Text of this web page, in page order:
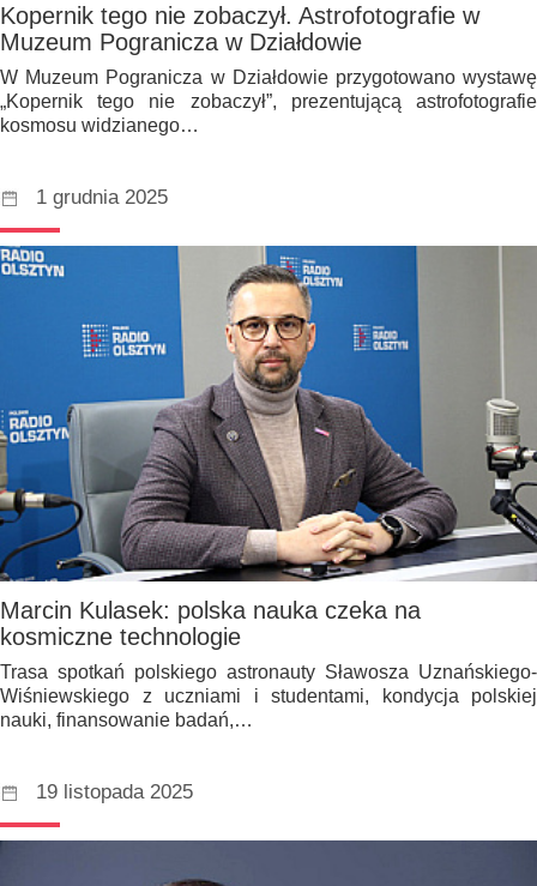
Kopernik tego nie zobaczył. Astrofotografie w
Muzeum Pogranicza w Działdowie
W Muzeum Pogranicza w Działdowie przygotowano wystawę
„Kopernik tego nie zobaczył”, prezentującą astrofotografie
kosmosu widzianego…
1 grudnia 2025
Marcin Kulasek: polska nauka czeka na
kosmiczne technologie
Trasa spotkań polskiego astronauty Sławosza Uznańskiego-
Wiśniewskiego z uczniami i studentami, kondycja polskiej
nauki, finansowanie badań,…
19 listopada 2025